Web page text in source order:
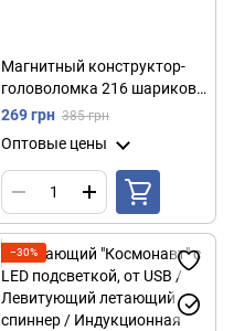
Магнитный конструктор-
головоломка 216 шариков,
5мм, NeoCube, Золотистый /
269 грн 385 грн
Оптовые цены
−30%